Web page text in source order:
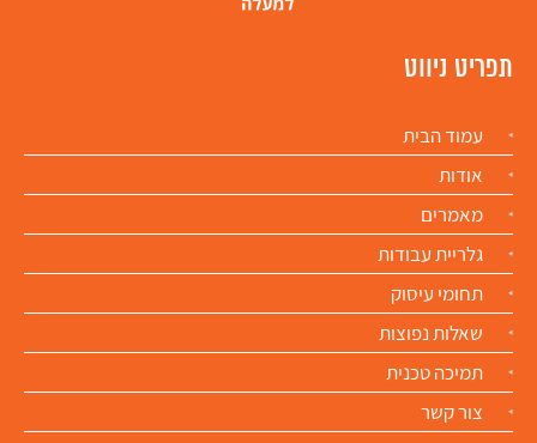
תפריט ניווט
עמוד הבית
אודות
מאמרים
גלריית עבודות
תחומי עיסוק
שאלות נפוצות
תמיכה טכנית
צור קשר